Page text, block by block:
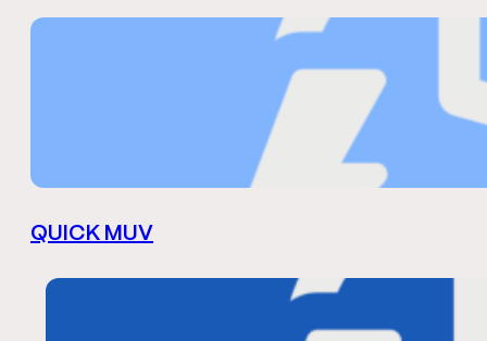
QUICK MUV